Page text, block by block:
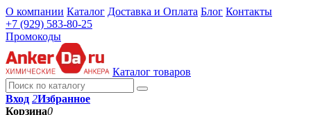
О компании Каталог Доставка и Оплата Блог Контакты
+7 (929) 583-80-25
Промокоды
Каталог товаров
Вход 2Избранное
Корзина0